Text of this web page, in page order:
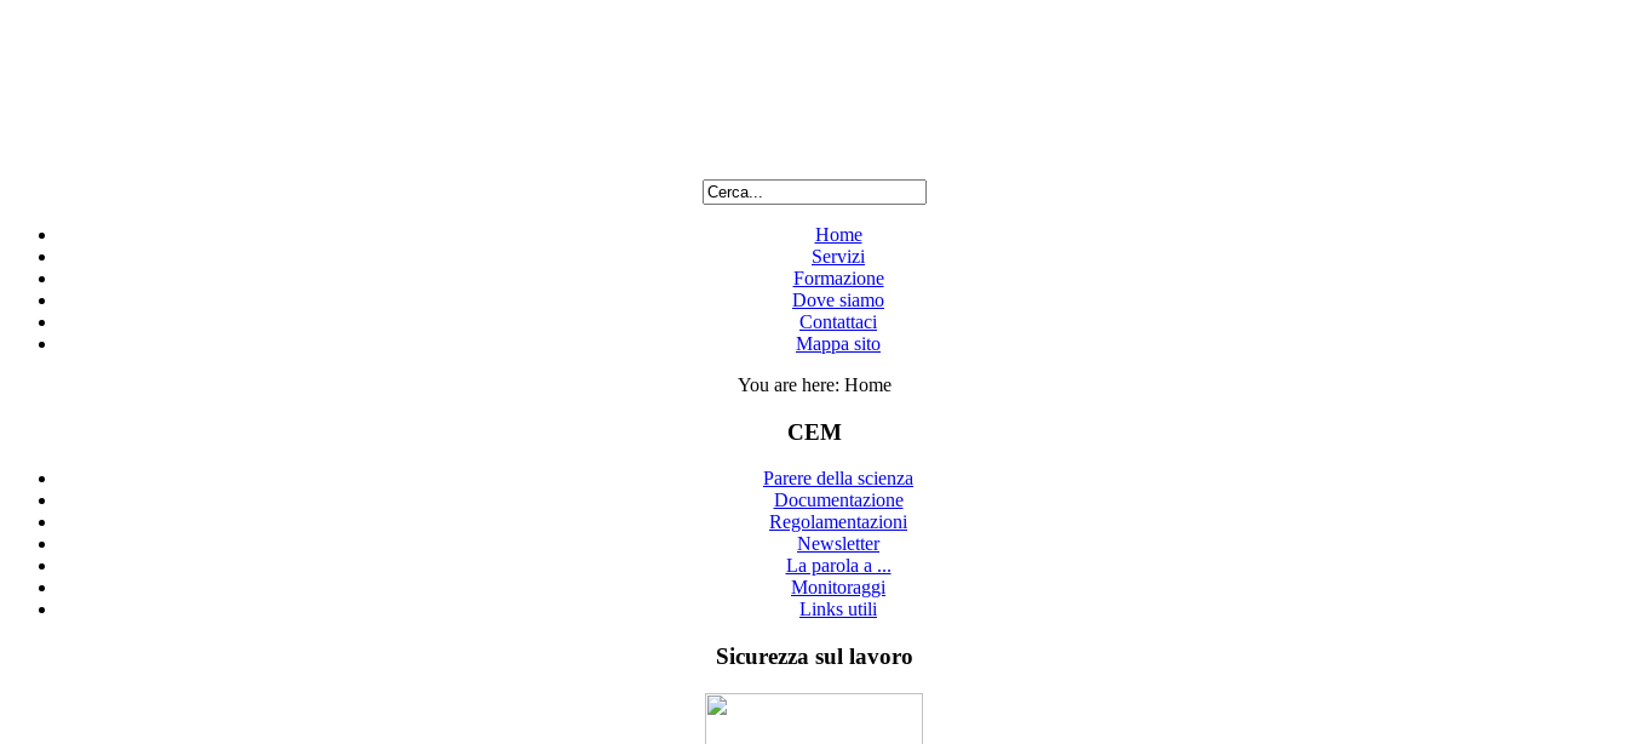
Home
Servizi
Formazione
Dove siamo
Contattaci
Mappa sito
You are here: Home
CEM
Parere della scienza
Documentazione
Regolamentazioni
Newsletter
La parola a ...
Monitoraggi
Links utili
Sicurezza sul lavoro